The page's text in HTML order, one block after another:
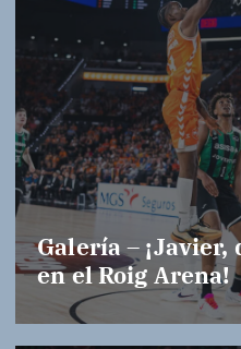
Galería –
en el Roig Arena!